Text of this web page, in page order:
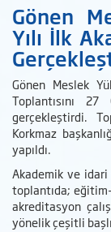
Gönen
Yılı İlk
Gönen Meslek
Toplantısını
gerçekleştirdi.
Korkmaz
yapıldı.
Akademik ve idari
toplantıda;
akreditasyon
yönelik çeşitli